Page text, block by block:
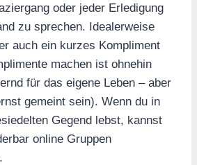
oder jeder Erledigung
zu sprechen. Idealerweise
auch ein kurzes Kompliment
machen ist ohnehin
für das eigene Leben – aber
gemeint sein). Wenn du in
Gegend lebst, kannst
online Gruppen